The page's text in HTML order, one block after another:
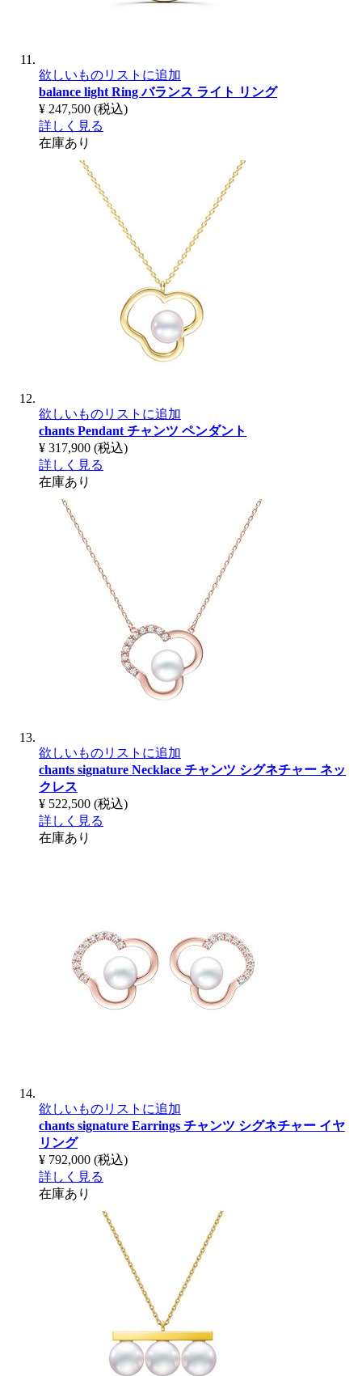
欲しいものリストに追加
balance light Ringバランス ライト リング
¥ 247,500 (税込)
詳しく見る
在庫あり
欲しいものリストに追加
chants Pendant チャンツ ペンダント
¥ 317,900 (税込)
詳しく見る
在庫あり
欲しいものリストに追加
chants signature Necklace チャンツ シグネチャー ネッ
クレス
¥ 522,500 (税込)
詳しく見る
在庫あり
欲しいものリストに追加
chants signature Earrings チャンツ シグネチャー イヤ
リング
¥ 792,000 (税込)
詳しく見る
在庫あり